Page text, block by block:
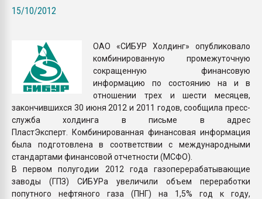
15/10/2012
ОАО «СИБУР Холдинг» опубликовало
комбинированную промежуточную
сокращенную финансовую
информацию по состоянию на и в
отношении трех и шести месяцев,
закончившихся 30 июня 2012 и 2011 годов, сообщила пресс-
служба холдинга в письме в адрес
ПластЭксперт. Комбинированная финансовая информация
была подготовлена в соответствии с международными
стандартами финансовой отчетности (МСФО).
В первом полугодии 2012 года газоперерабатывающие
заводы (ГПЗ) СИБУРа увеличили объем переработки
попутного нефтяного газа (ПНГ) на 1,5% год к году,